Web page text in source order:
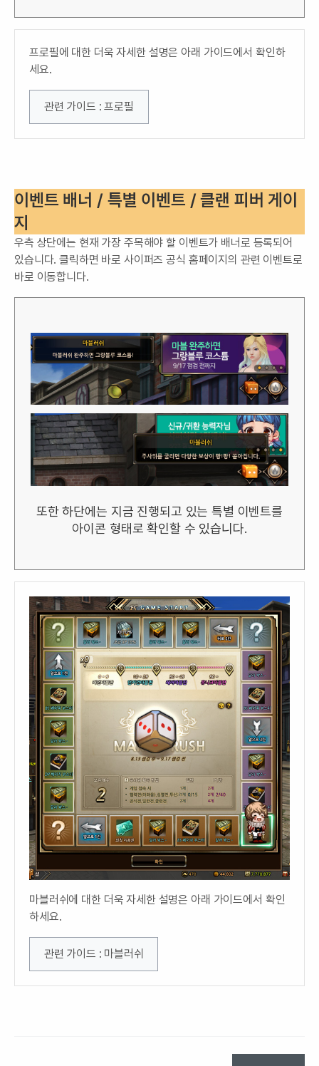
프로필에 대한 더욱 자세한 설명은 아래 가이드에서 확인하
세요.
관련 가이드 : 프로필
이벤트 배너 / 특별 이벤트 / 클랜 피버 게이
지
우측 상단에는 현재 가장 주목해야 할 이벤트가 배너로 등록되어
있습니다. 클릭하면 바로 사이퍼즈 공식 홈페이지의 관련 이벤트로
바로 이동합니다.
또한 하단에는 지금 진행되고 있는 특별 이벤트를
아이콘 형태로 확인할 수 있습니다.
마블러쉬에 대한 더욱 자세한 설명은 아래 가이드에서 확인
하세요.
관련 가이드 : 마블러쉬